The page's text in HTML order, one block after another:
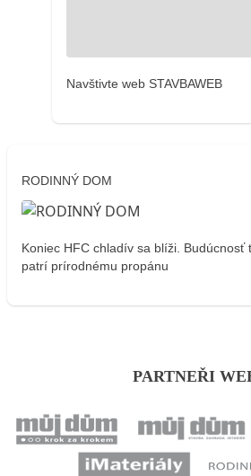
Navštivte web STAVBAWEB
RODINNÝ DOM
Koniec HFC chladív sa blíži. Budúcnosť
patrí prírodnému propánu
PARTNEŘI